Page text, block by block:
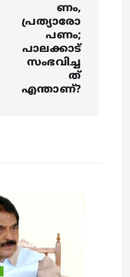
ണം,
പ്രത്യാരോ
പണം;
പാലക്കാട്
സംഭവിച്ച
ത്
എന്താണ്?